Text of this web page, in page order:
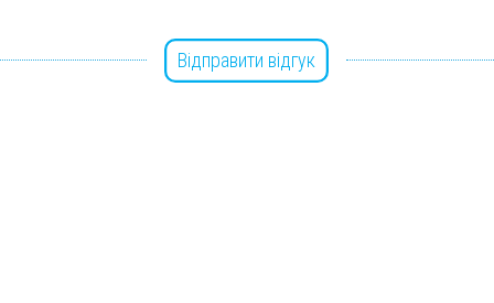
Відправити відгук